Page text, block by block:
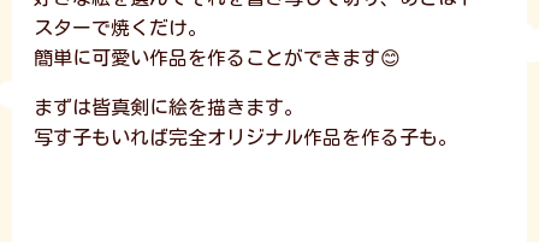
スターで焼くだけ。
簡単に可愛い作品を作ることができます😊
まずは皆真剣に絵を描きます。
写す子もいれば完全オリジナル作品を作る子も。